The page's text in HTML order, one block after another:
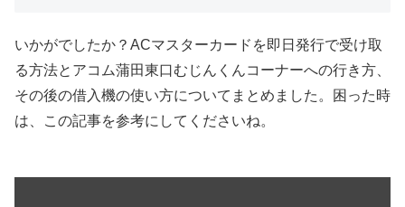
いかがでしたか？ACマスターカードを即日発行で受け取
る方法とアコム蒲田東口むじんくんコーナーへの行き方、
その後の借入機の使い方についてまとめました。困った時
は、この記事を参考にしてくださいね。